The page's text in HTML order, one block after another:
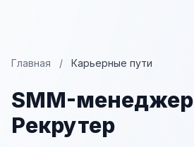
Главная / Карьерные пути
SMM-менеджер
Рекрутер